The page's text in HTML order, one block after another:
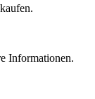
Informationen.